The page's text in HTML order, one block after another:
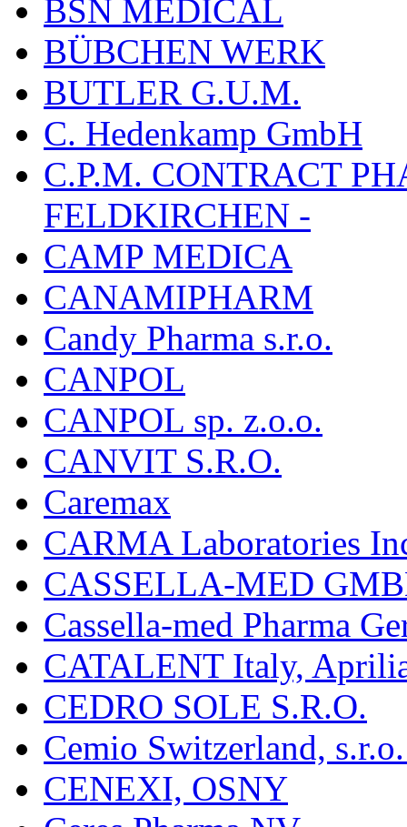
BSN MEDICAL
BÜBCHEN WERK
BUTLER G.U.M.
C. Hedenkamp GmbH
C.P.M. CONTRACT
FELDKIRCHEN -
CAMP MEDICA
CANAMIPHARM
Candy Pharma s.r.o.
CANPOL
CANPOL sp. z.o.o.
CANVIT S.R.O.
Caremax
CARMA Laboratories
CASSELLA-MED
Cassella-med Pharma
CATALENT Italy,
CEDRO SOLE S.R.O.
Cemio Switzerland,
CENEXI, OSNY